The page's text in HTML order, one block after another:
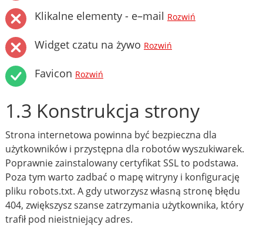
Klikalne elementy - e–mail Rozwiń
Widget czatu na żywo Rozwiń
Favicon Rozwiń
1.3 Konstrukcja strony
Strona internetowa powinna być bezpieczna dla
użytkowników i przystępna dla robotów wyszukiwarek.
Poprawnie zainstalowany certyfikat SSL to podstawa.
Poza tym warto zadbać o mapę witryny i konfigurację
pliku robots.txt. A gdy utworzysz własną stronę błędu
404, zwiększysz szanse zatrzymania użytkownika, który
trafił pod nieistniejący adres.